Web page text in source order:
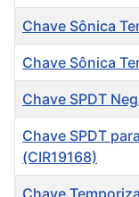
Chave Sônica
Chave Sônica
Chave SPDT
Chave SPDT
(CIR19168)